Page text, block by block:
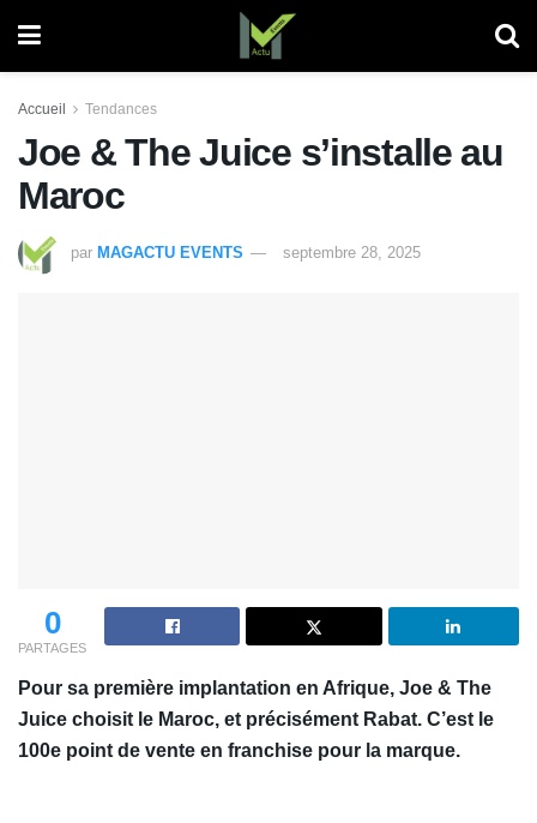
Accueil Tendances
Joe & The Juice s’installe au
Maroc
par MAGACTU EVENTS septembre 28, 2025
0
PARTAGES
Pour sa première implantation en Afrique, Joe & The
Juice choisit le Maroc, et précisément Rabat. C’est le
100e point de vente en franchise pour la marque.